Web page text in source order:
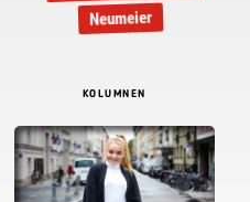
Neumeier
KOLUMNEN